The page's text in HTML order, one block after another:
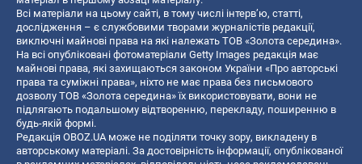
Всі матеріали на цьому сайті, в тому числі інтерв’ю, статті,
дослідження – є службовими творами журналістів редакції,
виключні майнові права на які належать ТОВ «Золота середина».
На всі опубліковані фотоматеріали Getty Images редакція має
майнові права, які захищаються законом України «Про авторські
права та суміжні права», ніхто не має права без письмового
дозволу ТОВ «Золота середина» їх використовувати, вони не
підлягають подальшому відтворенню, перекладу, поширенню в
будь-якій формі.
Редакція OBOZ.UA може не поділяти точку зору, викладену в
авторському матеріалі. За достовірність інформації, опублікованої